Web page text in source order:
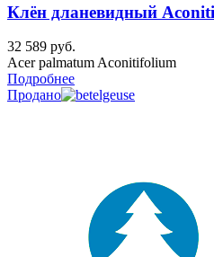
Клён дланевидный
32 589 руб.
Acer palmatum Aconitifolium
Подробнее
Продано